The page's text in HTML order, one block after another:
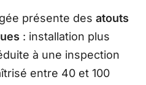
présente des atouts
: installation plus
à une inspection
entre 40 et 100